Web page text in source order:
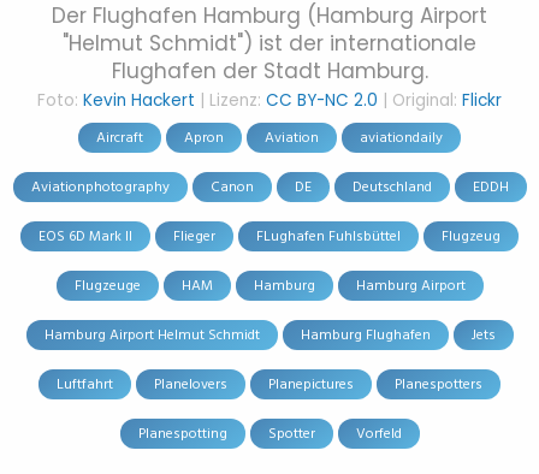
Der Flughafen Hamburg (Hamburg Airport
"Helmut Schmidt") ist der internationale
Flughafen der Stadt Hamburg.
Foto: Kevin Hackert | Lizenz: CC BY-NC 2.0 | Original: Flickr
Aircraft Apron Aviation aviationdaily
Aviationphotography Canon DE Deutschland EDDH
EOS 6D Mark II Flieger FLughafen Fuhlsbüttel Flugzeug
Flugzeuge HAM Hamburg Hamburg Airport
Hamburg Airport Helmut Schmidt Hamburg Flughafen Jets
Luftfahrt Planelovers Planepictures Planespotters
Planespotting Spotter Vorfeld